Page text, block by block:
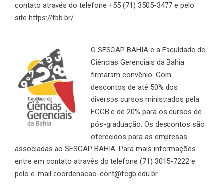
contato através do telefone +55 (71) 3505-3477 e pelo
site https://fbb.br/
O SESCAP BAHIA e a Faculdade de
Ciências Gerenciais da Bahia
firmaram convênio. Com
descontos de até 50% dos
diversos cursos ministrados pela
FCGB e de 20% para os cursos de
pós-graduação. Os descontos são
oferecidos para as empresas
associadas ao SESCAP BAHIA. Para mais informações
entre em contato através do telefone (71) 3015-7222 e
pelo e-mail coordenacao-cont@fcgb.edu.br